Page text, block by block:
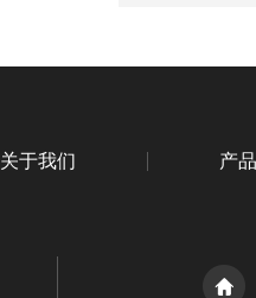
关于我们 产